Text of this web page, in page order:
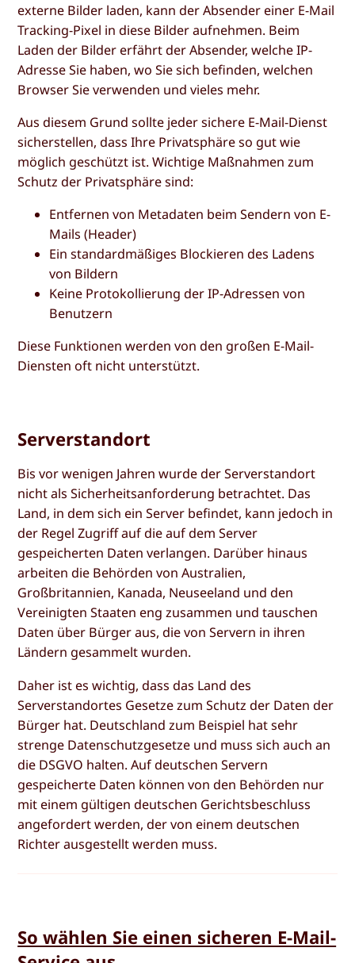
externe Bilder laden, kann der Absender einer E-Mail
Tracking-Pixel in diese Bilder aufnehmen. Beim
Laden der Bilder erfährt der Absender, welche IP-
Adresse Sie haben, wo Sie sich befinden, welchen
Browser Sie verwenden und vieles mehr.
Aus diesem Grund sollte jeder sichere E-Mail-Dienst
sicherstellen, dass Ihre Privatsphäre so gut wie
möglich geschützt ist. Wichtige Maßnahmen zum
Schutz der Privatsphäre sind:
Entfernen von Metadaten beim Sendern von E-
Mails (Header)
Ein standardmäßiges Blockieren des Ladens
von Bildern
Keine Protokollierung der IP-Adressen von
Benutzern
Diese Funktionen werden von den großen E-Mail-
Diensten oft nicht unterstützt.
Serverstandort
Bis vor wenigen Jahren wurde der Serverstandort
nicht als Sicherheitsanforderung betrachtet. Das
Land, in dem sich ein Server befindet, kann jedoch in
der Regel Zugriff auf die auf dem Server
gespeicherten Daten verlangen. Darüber hinaus
arbeiten die Behörden von Australien,
Großbritannien, Kanada, Neuseeland und den
Vereinigten Staaten eng zusammen und tauschen
Daten über Bürger aus, die von Servern in ihren
Ländern gesammelt wurden.
Daher ist es wichtig, dass das Land des
Serverstandortes Gesetze zum Schutz der Daten der
Bürger hat. Deutschland zum Beispiel hat sehr
strenge Datenschutzgesetze und muss sich auch an
die DSGVO halten. Auf deutschen Servern
gespeicherte Daten können von den Behörden nur
mit einem gültigen deutschen Gerichtsbeschluss
angefordert werden, der von einem deutschen
Richter ausgestellt werden muss.
So wählen Sie einen sicheren E-Mail-